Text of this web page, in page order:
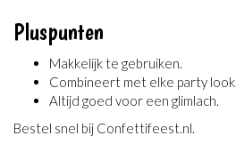
Pluspunten
Makkelijk te gebruiken.
Combineert met elke party look.
Altijd goed voor een glimlach.
Bestel snel bij Confettifeest.nl.